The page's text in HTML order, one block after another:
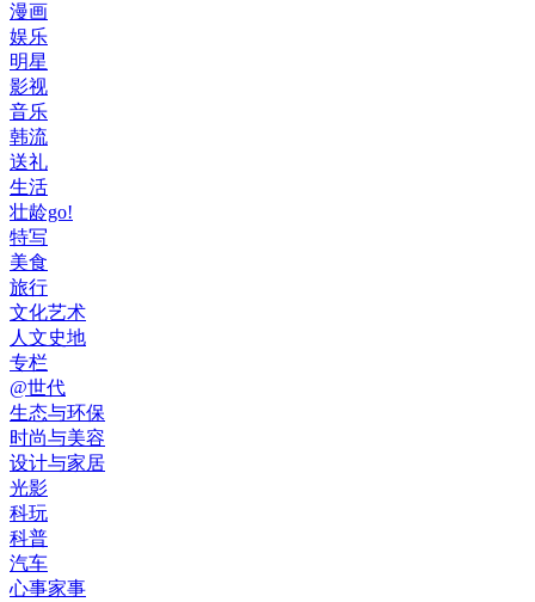
漫画
娱乐
明星
影视
音乐
韩流
送礼
生活
壮龄go!
特写
美食
旅行
文化艺术
人文史地
专栏
@世代
生态与环保
时尚与美容
设计与家居
光影
科玩
科普
汽车
心事家事